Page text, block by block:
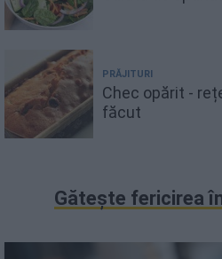
PRĂJITURI
Chec opărit -
făcut
Gătește fericirea